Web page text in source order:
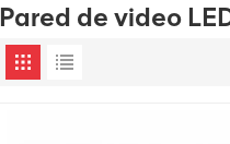
Pared de video